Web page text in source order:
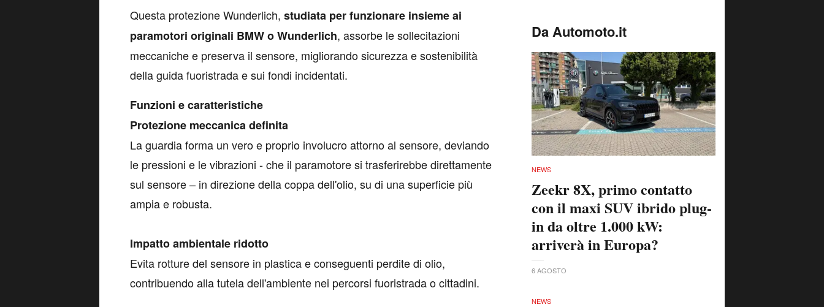
Questa protezione Wunderlich, studiata per funzionare insieme ai
paramotori originali BMW o Wunderlich, assorbe le sollecitazioni
meccaniche e preserva il sensore, migliorando sicurezza e sostenibilità
della guida fuoristrada e sui fondi incidentati.
Funzioni e caratteristiche
Protezione meccanica definita
La guardia forma un vero e proprio involucro attorno al sensore, deviando
le pressioni e le vibrazioni - che il paramotore si trasferirebbe direttamente
sul sensore – in direzione della coppa dell'olio, su di una superficie più
ampia e robusta.
Impatto ambientale ridotto
Evita rotture del sensore in plastica e conseguenti perdite di olio,
contribuendo alla tutela dell'ambiente nei percorsi fuoristrada o cittadini.
Da Automoto.it
NEWS
Zeekr 8X, primo contatto
con il maxi SUV ibrido plug-
in da oltre 1.000 kW:
arriverà in Europa?
6 AGOSTO
NEWS